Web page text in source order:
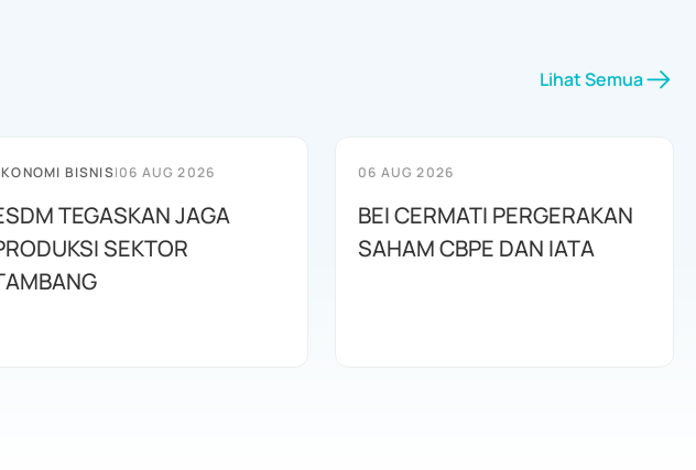
Lihat Semua
BISNIS|06 AUG 2026
TEGASKAN JAGA
SEKTOR
06 AUG 2026
BEI CERMATI PERGERAKAN
SAHAM CBPE DAN IATA